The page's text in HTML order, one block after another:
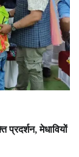
मेधावियों